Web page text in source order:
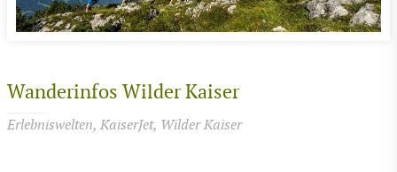
Wanderinfos Wilder Kaiser
Erlebniswelten, KaiserJet, Wilder Kaiser